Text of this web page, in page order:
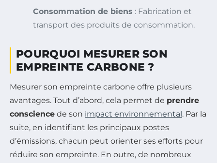
Consommation de biens : Fabrication et
transport des produits de consommation.
POURQUOI MESURER SON
EMPREINTE CARBONE ?
Mesurer son empreinte carbone offre plusieurs
avantages. Tout d’abord, cela permet de prendre
conscience de son impact environnemental. Par la
suite, en identifiant les principaux postes
d’émissions, chacun peut orienter ses efforts pour
réduire son empreinte. En outre, de nombreux